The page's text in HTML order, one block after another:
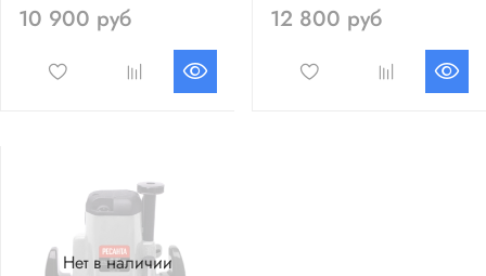
10 900 руб 12 800 руб
Нет в наличии